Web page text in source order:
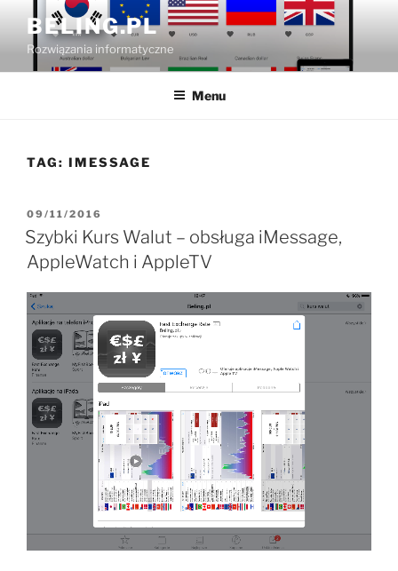
treści
BELING.PL
Rozwiązania informatyczne
Menu
TAG: IMESSAGE
OPUBLIKOWANE
W
09/11/2016
Szybki Kurs Walut – obsługa iMessage,
AppleWatch i AppleTV